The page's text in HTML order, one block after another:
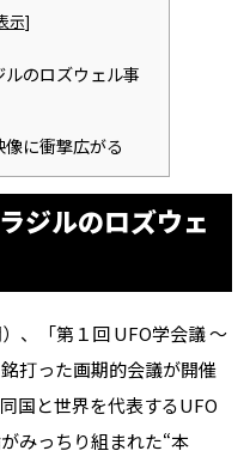
示]
のロズウェル事
に衝撃広がる
ジルのロズウェ
、「第１回 UFO学会議 ～
打った画期的会議が開催
国と世界を代表するUFO
みっちり組まれた“本